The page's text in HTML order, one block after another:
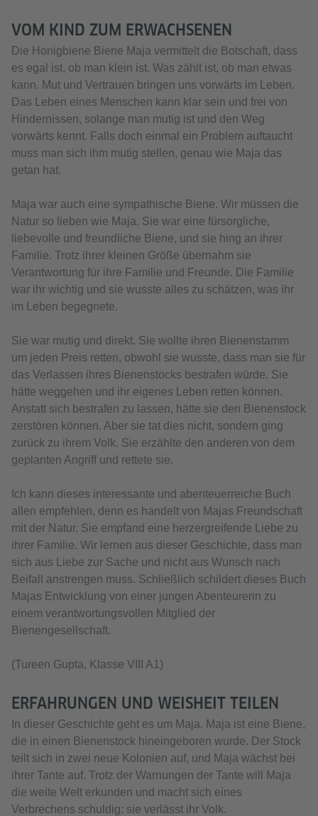
VOM KIND ZUM ERWACHSENEN
Die Honigbiene Biene Maja vermittelt die Botschaft, dass
es egal ist, ob man klein ist. Was zählt ist, ob man etwas
kann. Mut und Vertrauen bringen uns vorwärts im Leben.
Das Leben eines Menschen kann klar sein und frei von
Hindernissen, solange man mutig ist und den Weg
vorwärts kennt. Falls doch einmal ein Problem auftaucht
muss man sich ihm mutig stellen, genau wie Maja das
getan hat.
Maja war auch eine sympathische Biene. Wir müssen die
Natur so lieben wie Maja. Sie war eine fürsorgliche,
liebevolle und freundliche Biene, und sie hing an ihrer
Familie. Trotz ihrer kleinen Größe übernahm sie
Verantwortung für ihre Familie und Freunde. Die Familie
war ihr wichtig und sie wusste alles zu schätzen, was ihr
im Leben begegnete.
Sie war mutig und direkt. Sie wollte ihren Bienenstamm
um jeden Preis retten, obwohl sie wusste, dass man sie für
das Verlassen ihres Bienenstocks bestrafen würde. Sie
hätte weggehen und ihr eigenes Leben retten können.
Anstatt sich bestrafen zu lassen, hätte sie den Bienenstock
zerstören können. Aber sie tat dies nicht, sondern ging
zurück zu ihrem Volk. Sie erzählte den anderen von dem
geplanten Angriff und rettete sie.
Ich kann dieses interessante und abenteuerreiche Buch
allen empfehlen, denn es handelt von Majas Freundschaft
mit der Natur. Sie empfand eine herzergreifende Liebe zu
ihrer Familie. Wir lernen aus dieser Geschichte, dass man
sich aus Liebe zur Sache und nicht aus Wunsch nach
Beifall anstrengen muss. Schließlich schildert dieses Buch
Majas Entwicklung von einer jungen Abenteurerin zu
einem verantwortungsvollen Mitglied der
Bienengesellschaft.
(Tureen Gupta, Klasse VIII A1)
ERFAHRUNGEN UND WEISHEIT TEILEN
In dieser Geschichte geht es um Maja. Maja ist eine Biene,
die in einen Bienenstock hineingeboren wurde. Der Stock
teilt sich in zwei neue Kolonien auf, und Maja wächst bei
ihrer Tante auf. Trotz der Warnungen der Tante will Maja
die weite Welt erkunden und macht sich eines
Verbrechens schuldig: sie verlässt ihr Volk.